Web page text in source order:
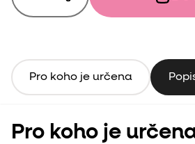
Pro koho je určena
Pro koho je